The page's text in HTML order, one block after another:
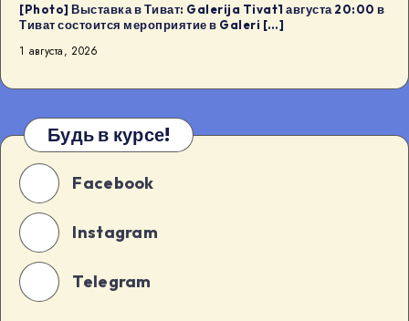
[Photo] Выставка в Тиват: Galerija Tivat1 августа 20:00 в
Тиват состоится мероприятие в Galeri […]
1 августа, 2026
Будь в курсе!
Facebook
Instagram
Telegram